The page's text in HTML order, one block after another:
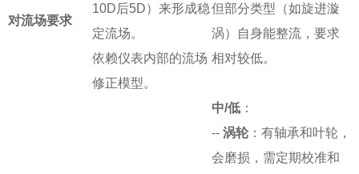
对流场要求
10D后5D）来形成稳
定流场。
依赖仪表内部的流场
修正模型。
但部分类型（如旋进漩
涡）自身能整流，要求
相对较低。
中/低 ：
-- 涡轮：有轴承和叶轮，
会磨损，需定期校准和